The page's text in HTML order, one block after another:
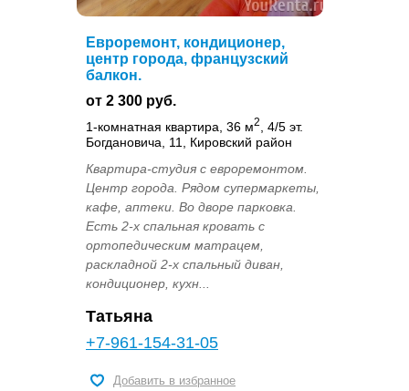
Евроремонт, кондиционер,
центр города, французский
балкон.
от 2 300 руб.
1-комнатная квартира, 36 м2
, 4/5 эт.
Богдановича, 11, Кировский район
Квартира-студия с евроремонтом.
Центр города. Рядом супермаркеты,
кафе, аптеки. Во дворе парковка.
Есть 2-х спальная кровать с
ортопедическим матрацем,
раскладной 2-х спальный диван,
кондиционер, кухн...
Татьяна
+7-961-154-31-05
Добавить в избранное